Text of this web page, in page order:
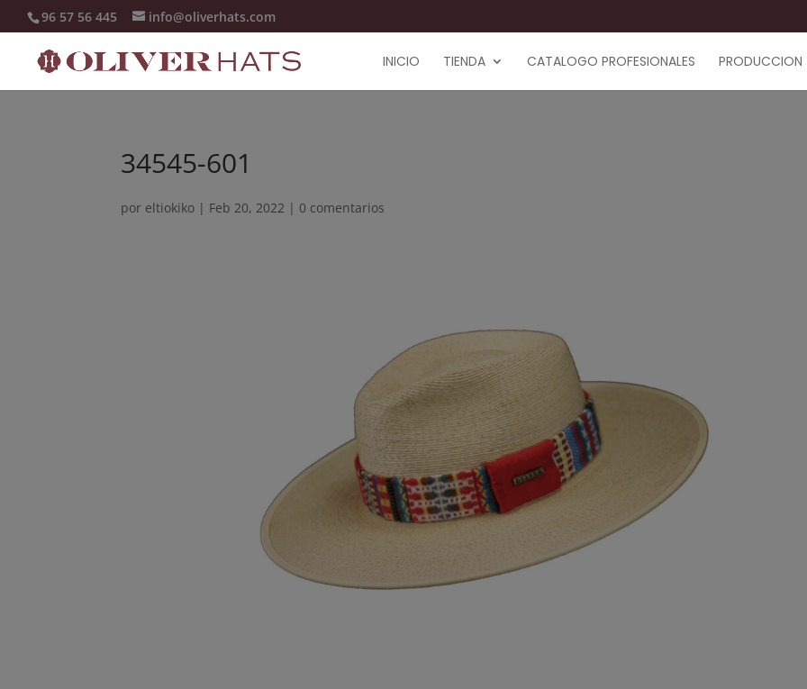
96 57 56 445 info@oliverhats.com
INICIO TIENDA CATALOGO PROFESIONALES PRODUCCION
34545-601
por eltiokiko | Feb 20, 2022 | 0 comentarios